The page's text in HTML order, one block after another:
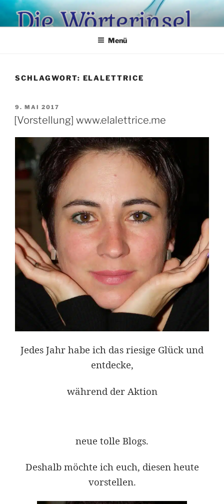
Zum
Inhalt
springen
Menü
SCHLAGWORT: ELALETTRICE
VERÖFFENTLICHT
AM
9. MAI 2017
[Vorstellung] www.elalettrice.me
Jedes Jahr habe ich das riesige Glück und
entdecke,
während der Aktion
neue tolle Blogs.
Deshalb möchte ich euch, diesen heute
vorstellen.